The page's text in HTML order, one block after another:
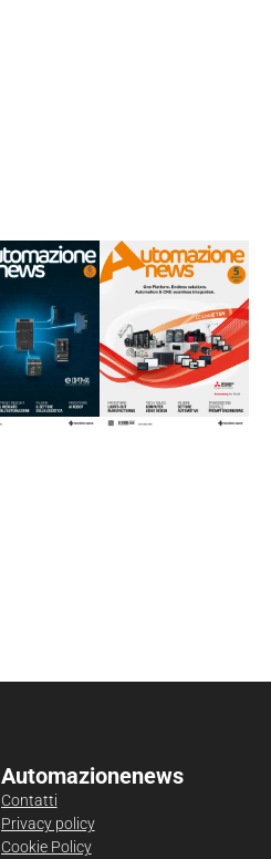
Automazionenews
Contatti
Privacy policy
Cookie Policy